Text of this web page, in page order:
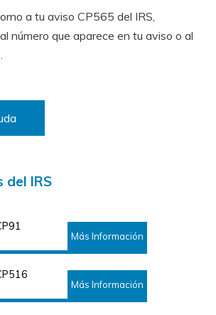
a tu aviso CP565 del IRS,
número que aparece en tu aviso o al
del IRS
Más Información
Más Información